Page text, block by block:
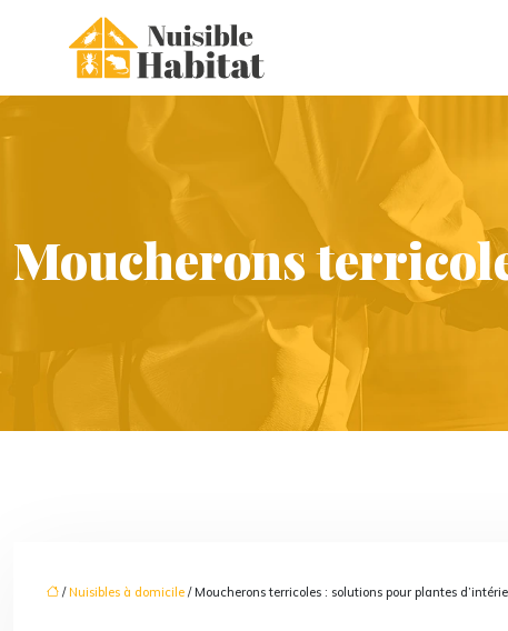
Moucherons
/Nuisibles à domicile / Moucherons terricoles : solutions pour plantes